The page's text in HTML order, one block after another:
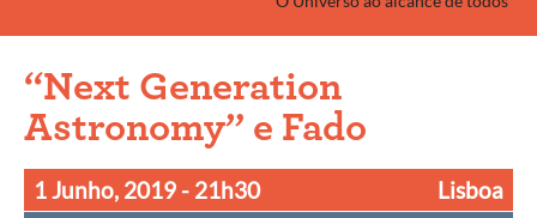
“Next Generation
Astronomy” e Fado
1 Junho, 2019 - 21h30 Lisboa